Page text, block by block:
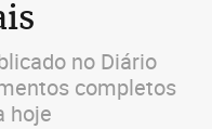
no Diário
completos
hoje